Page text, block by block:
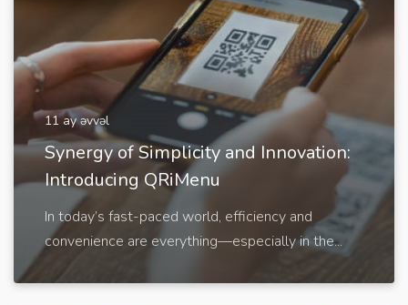
11 ay əvvəl
Synergy of Simplicity and Innovation:
Introducing QRiMenu
In today’s fast-paced world, efficiency and
convenience are everything—especially in the...